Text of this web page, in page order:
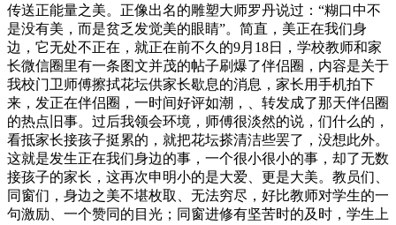
传送正能量之美。正像出名的雕塑大师罗丹说过：“糊口中不
是没有美，而是贫乏发觉美的眼睛”。简直，美正在我们身
边，它无处不正在，就正在前不久的9月18日，学校教师和家
长微信圈里有一条图文并茂的帖子刷爆了伴侣圈，内容是关于
我校门卫师傅擦拭花坛供家长歇息的消息，家长用手机拍下
来，发正在伴侣圈，一时间好评如潮，、转发成了那天伴侣圈
的热点旧事。过后我领会环境，师傅很淡然的说，们什么的，
看抵家长接孩子挺累的，就把花坛搽清洁些罢了，没想此外。
这就是发生正在我们身边的事，一个很小很小的事，却了无数
接孩子的家长，这再次申明小的是大爱、更是大美。教员们、
同窗们，身边之美不堪枚取、无法穷尽，好比教师对学生的一
句激励、一个赞同的目光；同窗进修有坚苦时的及时，学生上